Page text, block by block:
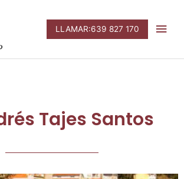
LLAMAR:639 827 170
Tajes Santos